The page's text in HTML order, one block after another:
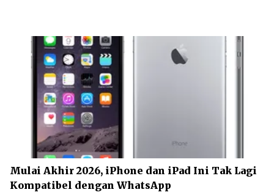
Mulai Akhir 2026, iPhone dan iPad Ini Tak Lagi
Kompatibel dengan WhatsApp